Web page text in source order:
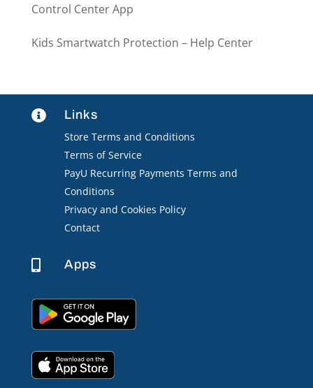
Control Center App
Kids Smartwatch Protection – Help Center
 Links
Store Terms and Conditions
Terms of Service
PayU Recurring Payments Terms and
Conditions
Privacy and Cookies Policy
Contact
 Apps